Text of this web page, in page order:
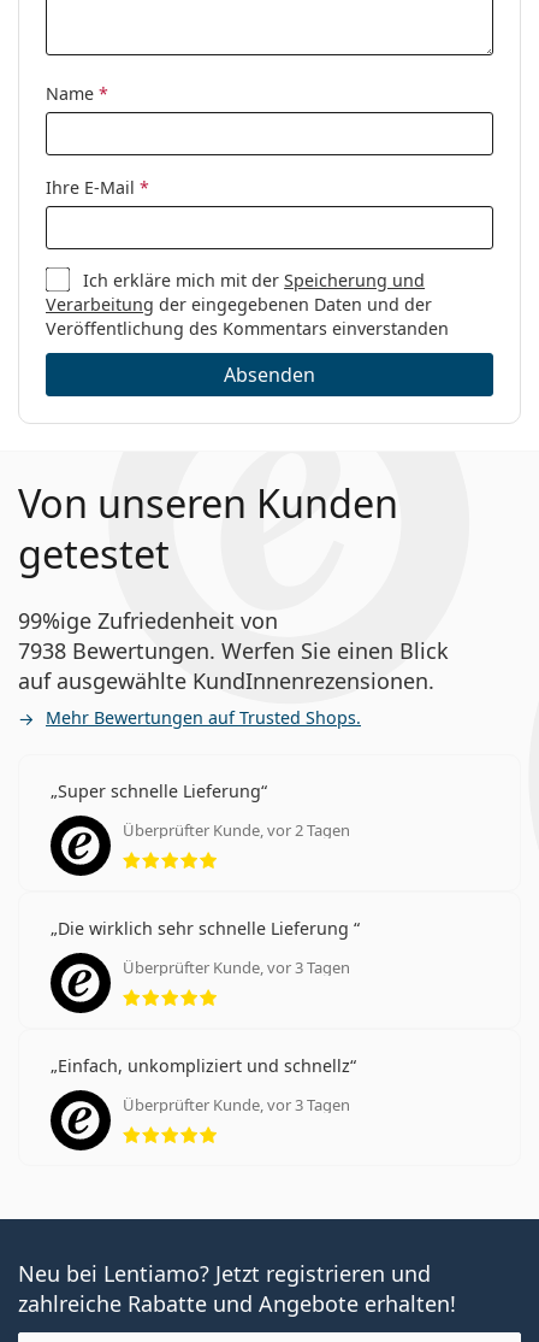
Name *
Ihre E-Mail *
Ich erkläre mich mit derSpeicherung und
Verarbeitung der eingegebenen Daten und der
Veröffentlichung des Kommentars einverstanden
Absenden
Von unseren Kunden
getestet
99%ige Zufriedenheit von
7938 Bewertungen. Werfen Sie einen Blick
auf ausgewählte KundInnenrezensionen.
Mehr Bewertungen auf Trusted Shops.
Super schnelle Lieferung
Überprüfter Kunde, vor 2 Tagen
Bewertung 5 aus 5
Die wirklich sehr schnelle Lieferung
Überprüfter Kunde, vor 3 Tagen
Bewertung 5 aus 5
Einfach, unkompliziert und schnellz
Überprüfter Kunde, vor 3 Tagen
Bewertung 5 aus 5
Neu bei Lentiamo? Jetzt registrieren und
zahlreiche Rabatte und Angebote erhalten!